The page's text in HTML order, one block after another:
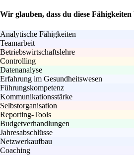
Wir glauben, dass du diese
Analytische Fähigkeiten
Teamarbeit
Betriebswirtschaftslehre
Controlling
Datenanalyse
Erfahrung im Gesundheitswesen
Führungskompetenz
Kommunikationsstärke
Selbstorganisation
Reporting-Tools
Budgetverhandlungen
Jahresabschlüsse
Netzwerkaufbau
Coaching